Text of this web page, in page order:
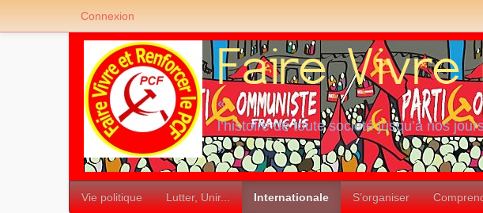
«
l’histoire de toute société jusqu’à nos
»
Vie politique Lutter, Unir... Internationale S’organiser
Connexion